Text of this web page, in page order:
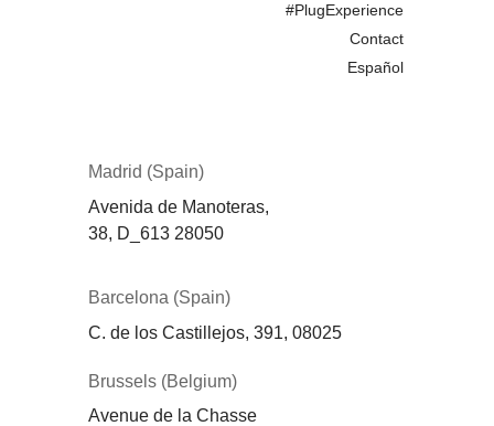
Madrid (Spain)
Avenida de Manoteras,
38, D_613 28050
Barcelona (Spain)
C. de los Castillejos, 391, 08025
Brussels (Belgium)
Avenue de la Chasse
#PlugExperience
Contact
Español